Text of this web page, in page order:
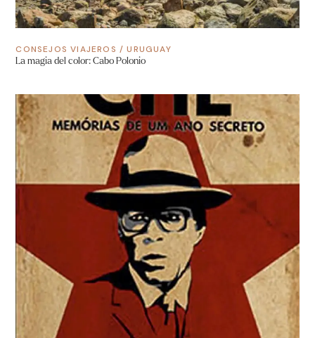
CONSEJOS VIAJEROS /URUGUAY
La magia del color: Cabo Polonio